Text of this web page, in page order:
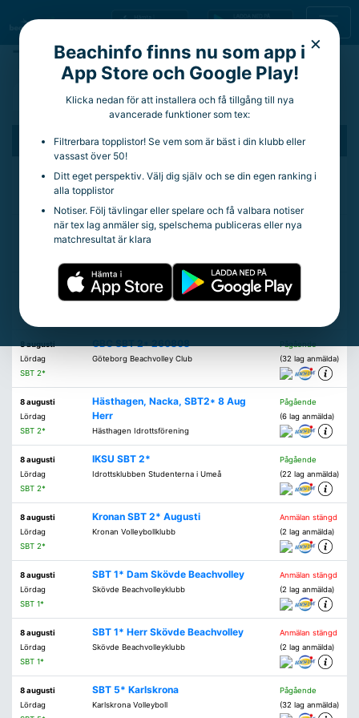
×
Beachinfo finns nu som app i
App Store och Google Play!
Klicka nedan för att installera och få tillgång till nya
avancerade funktioner som tex:
Filtrerbara topplistor! Se vem som är bäst i din klubb eller
vassast över 50!
Ditt eget perspektiv. Välj dig själv och se din egen ranking i
alla topplistor
Notiser. Följ tävlingar eller spelare och få valbara notiser
när tex lag anmäler sig, spelschema publiceras eller nya
matchresultat är klara
Tävlingar
Aktuella Tävlingar Avslutade Tävlingar Filter
Datum Tävling Anmälan
Stockholm Beach Cup 2026
Pågående
8 augusti
Engelholm U16 8/8
Engelholms Volleybollsällskap
Pågående
SBT 3*
FBC SBT 3*
Fyrishov Beachvolley Club
Pågående
(23 lag anmälda)
Lördag
SBT 2*
GBC SBT 2* 260808
Göteborg Beachvolley Club
(32 lag anmälda)
8 augusti
Lördag
SBT 2*
Hästhagen, Nacka, SBT2* 8 Aug
Herr
Hästhagen Idrottsförening
Pågående
(6 lag anmälda)
8 augusti
Lördag
SBT 2*
IKSU SBT 2*
Idrottsklubben Studenterna i Umeå
Pågående
(22 lag anmälda)
8 augusti
Lördag
SBT 2*
Kronan SBT 2* Augusti
Kronan Volleybollklubb
Anmälan stängd
(2 lag anmälda)
8 augusti
Lördag
SBT 1*
SBT 1* Dam Skövde Beachvolley
Skövde Beachvolleyklubb
Anmälan stängd
(2 lag anmälda)
8 augusti
Lördag
SBT 1*
SBT 1* Herr Skövde Beachvolley
Skövde Beachvolleyklubb
Anmälan stängd
(2 lag anmälda)
8 augusti
Lördag
SBT 5* Karlskrona
Karlskrona Volleyboll
Pågående
(32 lag anmälda)